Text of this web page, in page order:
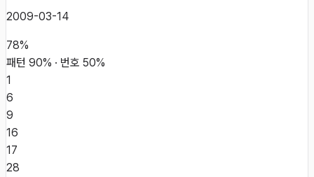
2009-03-14
78%
패턴 90% · 번호 50%
1
6
9
16
17
28